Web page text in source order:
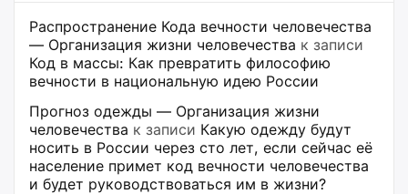
Распространение Кода вечности человечества
— Организация жизни человечества к записи
Код в массы: Как превратить философию
вечности в национальную идею России
Прогноз одежды — Организация жизни
человечества к записи Какую одежду будут
носить в России через сто лет, если сейчас её
население примет код вечности человечества
и будет руководствоваться им в жизни?